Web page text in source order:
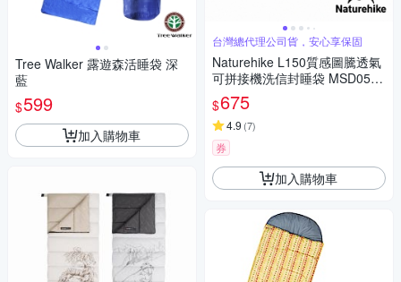
Tree Walker 露遊森活睡袋 深
藍
$599
加入購物車
台灣總代理公司貨，安心享保固
Naturehike L150質感圖騰透氣
可拼接機洗信封睡袋 MSD05
三色任選
$675
4.9 (7)
券
加入購物車